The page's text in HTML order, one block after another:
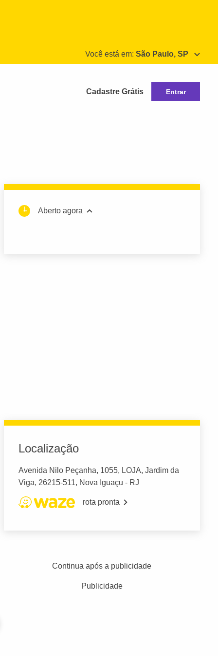
Você está em: São Paulo, SP
Cadastre Grátis Entrar
Aberto agora
Localização
Avenida Nilo Peçanha, 1055, LOJA, Jardim da
Viga, 26215-511, Nova Iguaçu - RJ
rota pronta
Continua após a publicidade
Publicidade